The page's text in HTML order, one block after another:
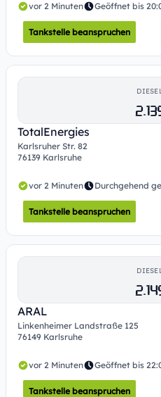
vor 2 Minuten Geöffnet bis
Tankstelle beanspruchen
TotalEnergies
Karlsruher Str. 82
76139 Karlsruhe
vor 2 Minuten Durchgehend
Tankstelle beanspruchen
ARAL
Linkenheimer Landstraße 125
76149 Karlsruhe
vor 2 Minuten Geöffnet bis
Tankstelle beanspruchen